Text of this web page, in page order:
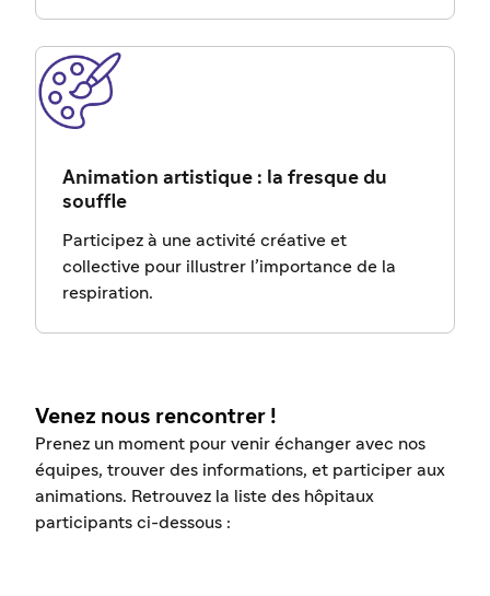
Animation artistique : la fresque du
souffle
Participez à une activité créative et
collective pour illustrer l’importance de la
respiration.
Venez nous rencontrer !
Prenez un moment pour venir échanger avec nos
équipes, trouver des informations, et participer aux
animations. Retrouvez la liste des hôpitaux
participants ci-dessous :